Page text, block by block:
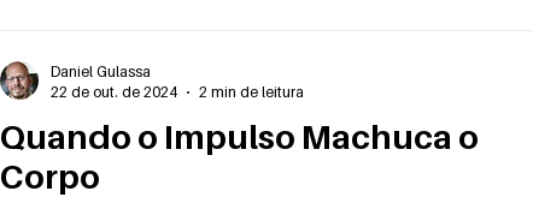
Quando o Impulso Machuca o
Corpo
Daniel Gulassa
22 de out. de 2024
2 min de leitura